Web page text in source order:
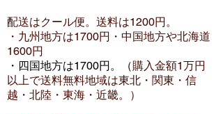
配送はクール便。送料は1200円。
・​九州地方は1700円 ・中国地方や北海道
1600円
・四国地方は1700円。（購入金額1万円
以上で送料無料地域は東北・関東・信
越・北陸・東海・近畿。）